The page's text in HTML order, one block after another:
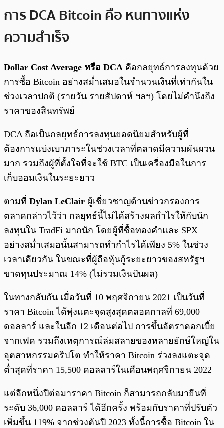
การ DCA Bitcoin คือ หนทางแห่ง
ความสำเร็จ
Dollar Cost Average หรือ DCA คือกลยุทธ์การลงทุนด้วย
การซื้อ Bitcoin อย่างสม่ำเสมอในจำนวนเงินที่เท่ากันใน
ช่วงเวลาปกติ (รายวัน รายสัปดาห์ ฯลฯ) โดยไม่คำนึงถึง
ราคาของสินทรัพย์
DCA ถือเป็นกลยุทธ์การลงทุนยอดนิยมสำหรับผู้ที่
ต้องการแบ่งเบาภาระในช่วงเวลาที่ตลาดมีความผันผวน
มาก รวมถึงผู้ที่ตั้งใจที่จะใช้ BTC เป็นเครื่องมือในการ
เก็บออมเงินในระยะยาว
ตามที่ Dylan LeClair ผู้เชี่ยวชาญด้านข่าวกรองการ
ตลาดกล่าวไว้ว่า กลยุทธ์นี้ไม่ได้สร้างผลกำไรให้กับนัก
ลงทุนใน TradFi มากนัก โดยผู้ที่ซื้อทองคำและ SPX
อย่างสม่ำเสมอนั้นสามารถทำกำไรได้เพียง 5% ในช่วง
เวลาเดียวกัน ในขณะที่ผู้ถือหุ้นกู้ระยะยาวของสหรัฐฯ
ขาดทุนประมาณ 14% (ไม่รวมเงินปันผล)
ในทางกลับกัน เมื่อวันที่ 10 พฤศจิกายน 2021 เป็นวันที่
ราคา Bitcoin ได้พุ่งแตะจุดสูงสุดตลอดกาลที่ 69,000
ดอลลาร์ และในอีก 12 เดือนต่อไป การขึ้นอัตราดอกเบี้ย
จากเฟด รวมถึงเหตุการณ์ล่มสลายของหลายยักษ์ใหญ่ใน
อุตสาหกรรมคริปโต ทำให้ราคา Bitcoin ร่วงลงแตะจุด
ต่ำสุดที่ราคา 15,500 ดอลลาร์ในเดือนพฤศจิกายน 2022
แต่อีกหนึ่งปีต่อมาราคา Bitcoin ก็สามารถกลับมายืนที่
ระดับ 36,000 ดอลลาร์ ได้อีกครั้ง พร้อมกับราคาที่ปรับตัว
เพิ่มขึ้น 119% จากช่วงต้นปี 2023 ทั้งนี้การซื้อ Bitcoin ใน